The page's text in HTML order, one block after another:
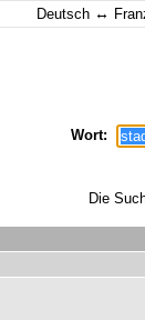
Deutsch ↔
Wort:
Die